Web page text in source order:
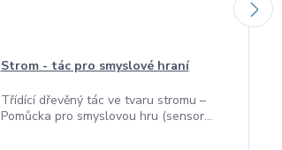
Strom - tác pro smyslové hraní
Třídící dřevěný tác ve tvaru stromu –
Pomůcka pro smyslovou hru (sensor...